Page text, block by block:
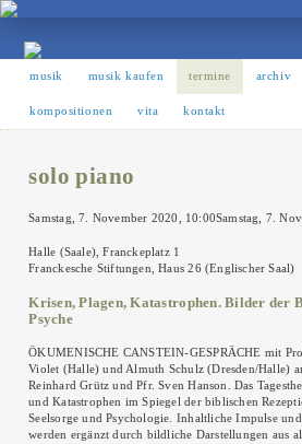
musik musik kaufen termine archiv
kompositionen vita kontakt
solo piano
Samstag, 7. November 2020, 10:00Samstag, 7.
Halle (Saale), Franckeplatz 1
Franckesche Stiftungen, Haus 26 (Englischer Saal)
Krisen, Plagen, Katastrophen. Bilder der
Psyche
ÖKUMENISCHE CANSTEIN-GESPRÄCHE mit
Violet (Halle) und Almuth Schulz (Dresden/Halle)
Reinhard Grütz und Pfr. Sven Hanson. Das
und Katastrophen im Spiegel der biblischen
Seelsorge und Psychologie. Inhaltliche Impulse
werden ergänzt durch bildliche Darstellungen aus